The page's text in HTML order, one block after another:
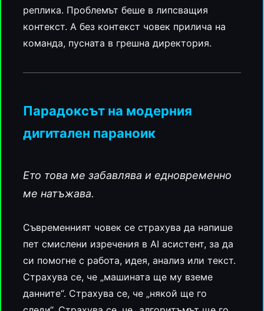
реплика. Проблемът беше в липсващия
контекст. А без контекст човек прилича на
команда, пусната в грешна директория.
Парадоксът на модерния
дигитален параноик
Ето това ме забавлява и едновременно
ме натъжава.
Съвременният човек се страхува да напише
пет смислени изречения в AI асистент, за да
си помогне с работа, идея, анализ или текст.
Страхува се, че „машината ще му вземе
данните“. Страхува се, че „някой ще го